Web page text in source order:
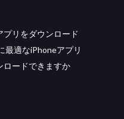
リをダウンロード
最適なiPhoneアプリ
ロードできますか